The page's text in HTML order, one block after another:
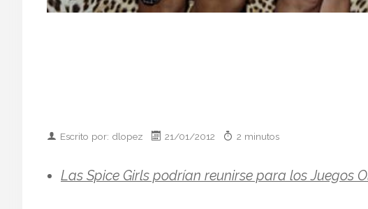
Escrito por: dlopez 21/01/2012 2 minutos
Las Spice Girls podrían reunirse para los Juegos